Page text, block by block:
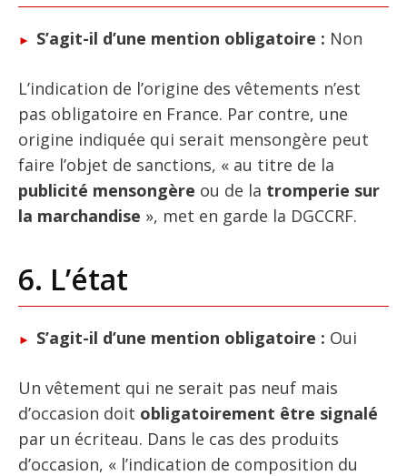
S’agit-il d’une mention obligatoire : Non
L’indication de l’origine des vêtements n’est
pas obligatoire en France. Par contre, une
origine indiquée qui serait mensongère peut
faire l’objet de sanctions, « au titre de la
publicité mensongère ou de la tromperie sur
la marchandise », met en garde la DGCCRF.
6. L’état
S’agit-il d’une mention obligatoire : Oui
Un vêtement qui ne serait pas neuf mais
d’occasion doit obligatoirement être signalé
par un écriteau. Dans le cas des produits
d’occasion, « l’indication de composition du